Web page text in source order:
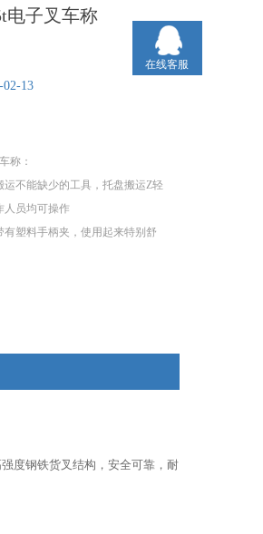
电子叉车称
02-13
称：
运不能缺少的工具，托盘搬运Z轻
人员均可操作
有塑料手柄夹，使用起来特别舒
度钢铁货叉结构，安全可靠，耐
在线客服